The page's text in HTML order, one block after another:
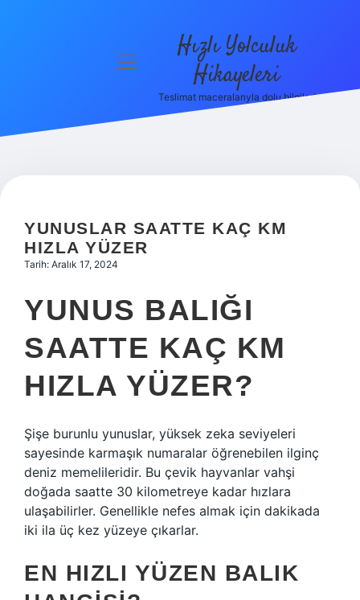
Hakkımızda
menüyü
Hızlı Yolculuk
Hikayeleri
Teslimat maceralarıyla dolu bilgiler!
YUNUSLAR SAATTE KAÇ KM
HIZLA YÜZER
Tarih: Aralık 17, 2024
YUNUS BALIĞI
SAATTE KAÇ KM
HIZLA YÜZER?
Şişe burunlu yunuslar, yüksek zeka seviyeleri
sayesinde karmaşık numaralar öğrenebilen ilginç
deniz memelileridir. Bu çevik hayvanlar vahşi
doğada saatte 30 kilometreye kadar hızlara
ulaşabilirler. Genellikle nefes almak için dakikada
iki ila üç kez yüzeye çıkarlar.
EN HIZLI YÜZEN BALIK